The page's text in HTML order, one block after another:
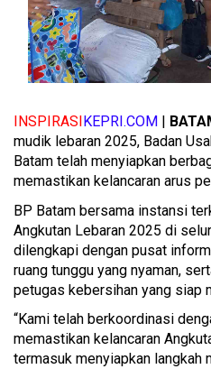
INSPIRASIKEPRI.COM |
mudik lebaran 2025, Badan
Batam telah menyiapkan
memastikan kelancaran arus
BP Batam bersama instansi
Angkutan Lebaran 2025 di
dilengkapi dengan pusat
ruang tunggu yang nyaman,
petugas kebersihan yang siap
“Kami telah berkoordinasi
memastikan kelancaran
termasuk menyiapkan